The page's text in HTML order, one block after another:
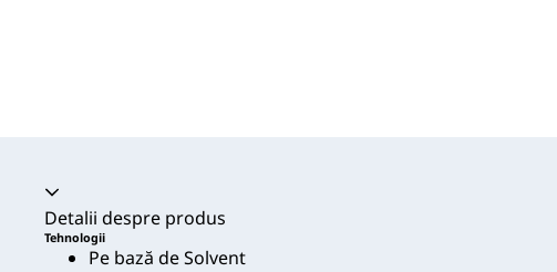
Acordeon prăbușit
Detalii despre produs
Tehnologii
Pe bază de Solvent